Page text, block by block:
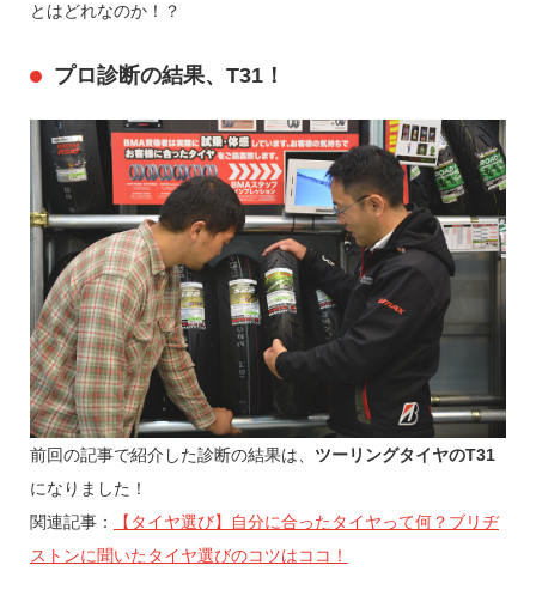
とはどれなのか！？
プロ診断の結果、T31！
前回の記事で紹介した診断の結果は、 ツーリングタイヤのT31
になりました！
関連記事：
【タイヤ選び】自分に合ったタイヤって何？ブリヂ
ストンに聞いたタイヤ選びのコツはココ！